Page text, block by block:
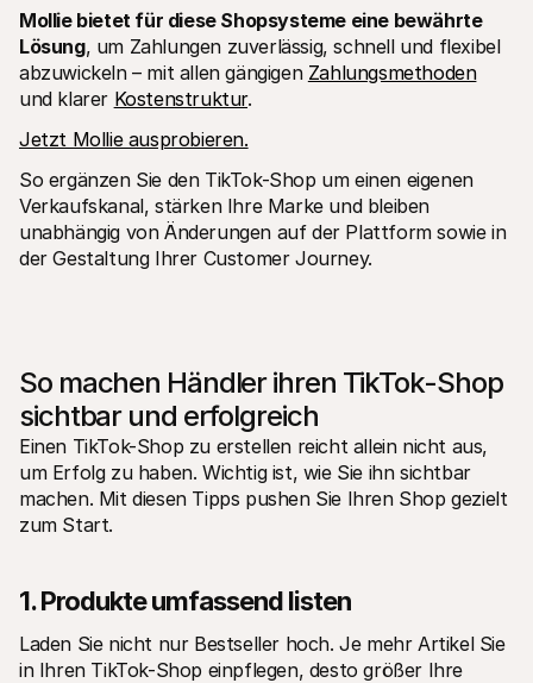
Mollie bietet für diese Shopsysteme eine bewährte
Lösung, um Zahlungen zuverlässig, schnell und flexibel
abzuwickeln – mit allen gängigen Zahlungsmethoden
und klarer Kostenstruktur.
Jetzt Mollie ausprobieren.
So ergänzen Sie den TikTok-Shop um einen eigenen
Verkaufskanal, stärken Ihre Marke und bleiben
unabhängig von Änderungen auf der Plattform sowie in
der Gestaltung Ihrer Customer Journey.
So machen Händler ihren TikTok-Shop
sichtbar und erfolgreich
Einen TikTok-Shop zu erstellen reicht allein nicht aus,
um Erfolg zu haben. Wichtig ist, wie Sie ihn sichtbar
machen. Mit diesen Tipps pushen Sie Ihren Shop gezielt
zum Start.
1. Produkte umfassend listen
Laden Sie nicht nur Bestseller hoch. Je mehr Artikel Sie
in Ihren TikTok-Shop einpflegen, desto größer Ihre